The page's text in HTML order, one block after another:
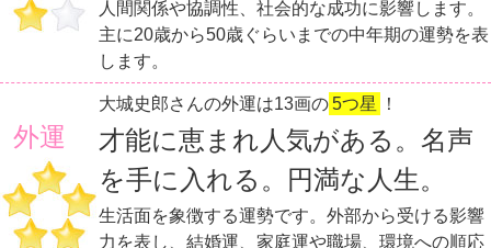
人間関係や協調性、社会的な成功に影響します。
主に20歳から50歳ぐらいまでの中年期の運勢を表
します。
外運
大城史郎さんの外運は13画の5つ星 ！
才能に恵まれ人気がある。名声
を手に入れる。円満な人生。
生活面を象徴する運勢です。外部から受ける影響
力を表し、結婚運、家庭運や職場、環境への順応